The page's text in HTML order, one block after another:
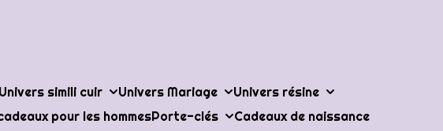
Univers simili cuir Univers Mariage
Univers résine
pour les hommesPorte-clés
Cadeaux de naissance